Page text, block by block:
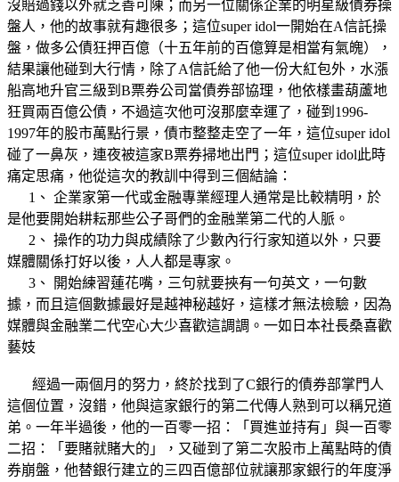
沒賠過錢以外就乏善可陳；而另一位關係企業的明星級債券操
盤人，他的故事就有趣很多；這位super idol一開始在A信託操
盤，做多公債狂押百億（十五年前的百億算是相當有氣魄），
結果讓他碰到大行情，除了A信託給了他一份大紅包外，水漲
船高地升官三級到B票券公司當債券部協理，他依樣畫葫蘆地
狂買兩百億公債，不過這次他可沒那麼幸運了，碰到1996-
1997年的股市萬點行景，債市整整走空了一年，這位super idol
碰了一鼻灰，連夜被這家B票券掃地出門；這位super idol此時
痛定思痛，他從這次的教訓中得到三個結論：
1、 企業家第一代或金融專業經理人通常是比較精明，於
是他要開始耕耘那些公子哥們的金融業第二代的人脈。
2、 操作的功力與成績除了少數內行行家知道以外，只要
媒體關係打好以後，人人都是專家。
3、 開始練習蓮花嘴，三句就要挾有一句英文，一句數
據，而且這個數據最好是越神秘越好，這樣才無法檢驗，因為
媒體與金融業二代空心大少喜歡這調調。一如日本社長桑喜歡
藝妓
經過一兩個月的努力，終於找到了C銀行的債券部掌門人
這個位置，沒錯，他與這家銀行的第二代傳人熟到可以稱兄道
弟。一年半過後，他的一百零一招：「買進並持有」與一百零
二招：「要賭就賭大的」，又碰到了第二次股市上萬點時的債
券崩盤，他替銀行建立的三四百億部位就讓那家銀行的年度淨